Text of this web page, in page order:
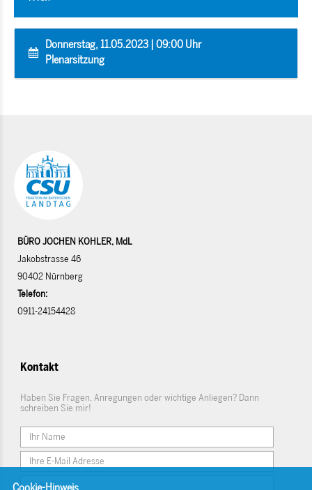
Donnerstag, 11.05.2023 | 09:00 Uhr
Plenarsitzung
BÜRO JOCHEN KOHLER, MdL
Jakobstrasse 46
90402 Nürnberg
Telefon:
0911-24154428
Kontakt
Haben Sie Fragen, Anregungen oder wichtige Anliegen? Dann
schreiben Sie mir!